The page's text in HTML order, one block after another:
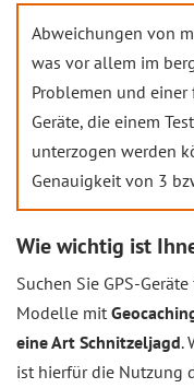
Abweichungen von
was vor allem im
Problemen und einer
Geräte, die einem
unterzogen werden
Genauigkeit von 3
Wie wichtig ist
Suchen Sie GPS-
Modelle mit
eine Art Schnitzeljagd.
ist hierfür die Nutzung